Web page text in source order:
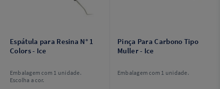
Espátula para Resina N° 1
Colors - Ice
Embalagem com 1 unidade.
Escolha a cor.
Pinça Para Carbono Tipo
Muller - Ice
Embalagem com 1 unidade.